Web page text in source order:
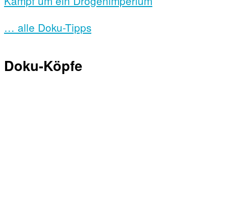
… alle Doku-Tipps
Doku-Köpfe